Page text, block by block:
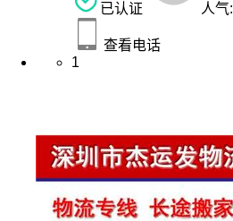
已认证 人气:
查看电话
1